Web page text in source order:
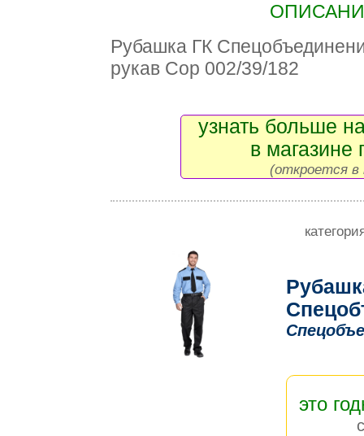
Рубашка ГК
рукав Сор 002/39/182
узнать больше
в магазине
(откроется в
это